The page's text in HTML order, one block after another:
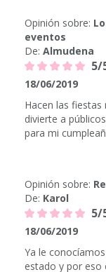
Opinión sobre:
eventos
De: Almudena
5/
18/06/2019
Hacen las
divierte a
para mi
Opinión sobre:
De: Karol
5/
18/06/2019
Ya le
estado y por eso